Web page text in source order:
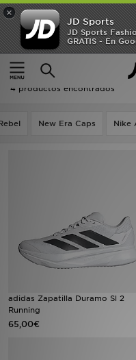
×
JD Sports
JD Sports
GRATIS - En
Página principal
Mujer
Mujer - Adidas
4 productos encontrados
New Era Caps Nike
adidas Zapatilla Duramo Sl 2
Running
65,00€
Hombre
Mujer
Niños
Deportes & Fitness
JD Fútbol
TARJETA REGALO